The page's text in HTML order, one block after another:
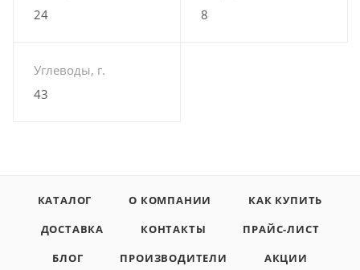
24
8
Углеводы, г.
43
КАТАЛОГ О КОМПАНИИ
КАК КУПИТЬ
ДОСТАВКА
КОНТАКТЫ
ПРАЙС-ЛИСТ
БЛОГ
ПРОИЗВОДИТЕЛИ АКЦИИ